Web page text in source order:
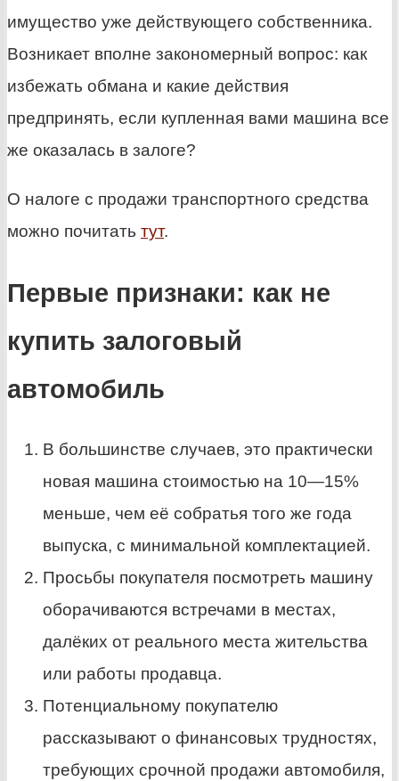
имущество уже действующего собственника.
Возникает вполне закономерный вопрос: как
избежать обмана и какие действия
предпринять, если купленная вами машина все
же оказалась в залоге?
О налоге с продажи транспортного средства
можно почитать тут.
Первые признаки: как не
купить залоговый
автомобиль
В большинстве случаев, это практически
новая машина стоимостью на 10—15%
меньше, чем её собратья того же года
выпуска, с минимальной комплектацией.
Просьбы покупателя посмотреть машину
оборачиваются встречами в местах,
далёких от реального места жительства
или работы продавца.
Потенциальному покупателю
рассказывают о финансовых трудностях,
требующих срочной продажи автомобиля,